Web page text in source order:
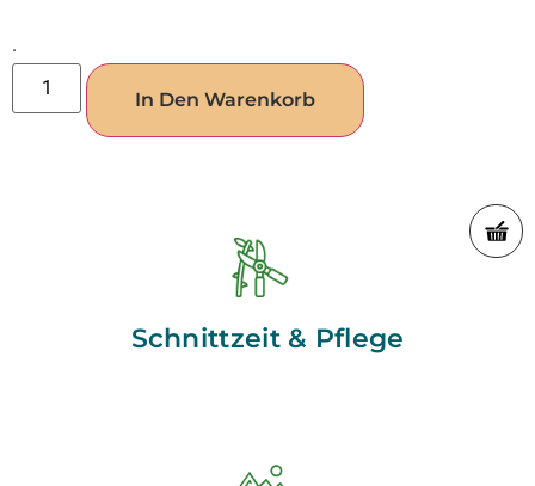
.
In Den Warenkorb
Schnittzeit & Pflege